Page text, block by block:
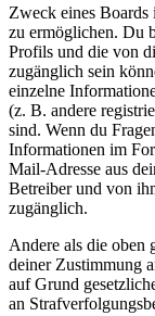
Zweck eines Boards
zu ermöglichen. Du
Profils und die von
zugänglich sein
einzelne
(z. B. andere
sind. Wenn du
Informationen im
Mail-Adresse aus
Betreiber und von
zugänglich.
Andere als die oben
deiner Zustimmung
auf Grund
an